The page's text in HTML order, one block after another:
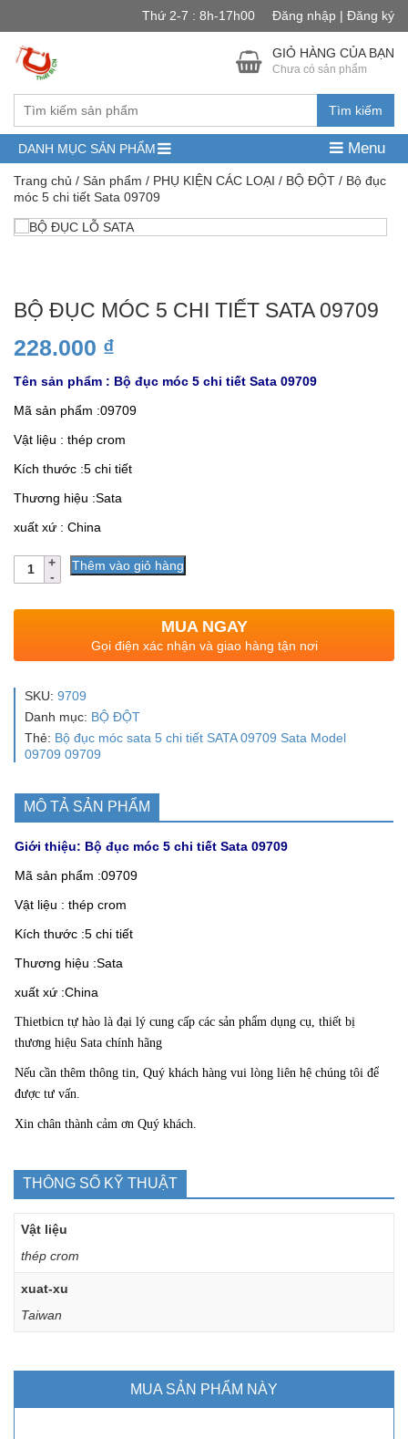
Thứ 2-7 : 8h-17h00 Đăng nhập | Đăng ký
Tìm kiếm
GIỎ HÀNG CỦA BẠN
Chưa có sản phẩm
DANH MỤC SẢN PHẨM Menu
Trang chủ / Sản phẩm / PHỤ KIỆN CÁC LOẠI / BỘ ĐỘT / Bộ đục
móc 5 chi tiết Sata 09709
BỘ ĐỤC MÓC 5 CHI TIẾT SATA 09709
228.000 ₫
Tên sản phẩm : Bộ đục móc 5 chi tiết Sata 09709
Mã sản phẩm :09709
Vật liệu : thép crom
Kích thước :5 chi tiết
Thương hiệu :Sata
xuất xứ : China
Số
lượng
Thêm vào giỏ hàng
MUA NGAY
Gọi điện xác nhận và giao hàng tận nơi
SKU: 9709
Danh mục: BỘ ĐỘT
Thẻ: Bộ đục móc sata 5 chi tiết SATA 09709 Sata Model
09709 09709
MÔ TẢ SẢN PHẨM
Giới thiệu: Bộ đục móc 5 chi tiết Sata 09709
Mã sản phẩm :09709
Vật liệu : thép crom
Kích thước :5 chi tiết
Thương hiệu :Sata
xuất xứ :China
Thietbicn tự hào là đại lý cung cấp các sản phẩm dụng cụ, thiết bị
thương hiệu Sata chính hãng
Nếu cần thêm thông tin, Quý khách hàng vui lòng liên hệ chúng tôi để
được tư vấn.
Xin chân thành cảm ơn Quý khách.
THÔNG SỐ KỸ THUẬT
Vật liệu
thép crom
xuat-xu
Taiwan
MUA SẢN PHẨM NÀY